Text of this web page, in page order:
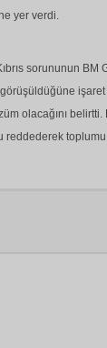
yer verdi.
sorununun
olacağını
reddederek